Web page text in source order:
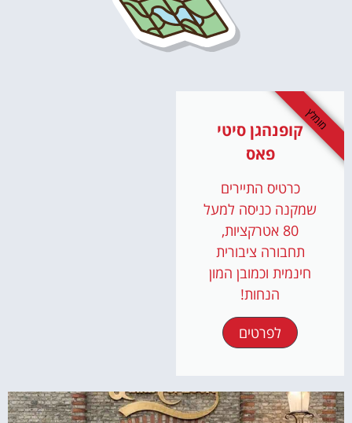
קופנהגן סיטי
פאס
כרטיס התיירים
שמקנה כניסה למעל
80 אטרקציות,
תחבורה ציבורית
חינמית וכמובן המון
הנחות!
לפרטים
מומלץ